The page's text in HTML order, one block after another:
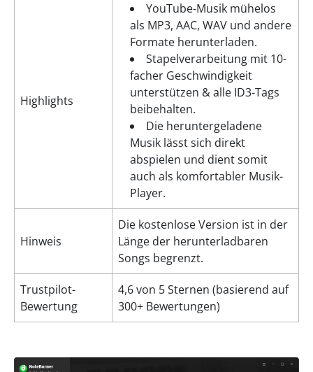
Highlights
YouTube-Musik mühelos
als MP3, AAC, WAV und andere
Formate herunterladen.
Stapelverarbeitung mit 10-
facher Geschwindigkeit
unterstützen & alle ID3-Tags
beibehalten.
Die heruntergeladene
Musik lässt sich direkt
abspielen und dient somit
auch als komfortabler Musik-
Player.
Hinweis
Die kostenlose Version ist in der
Länge der herunterladbaren
Songs begrenzt.
Trustpilot-
Bewertung
4,6 von 5 Sternen (basierend auf
300+ Bewertungen)